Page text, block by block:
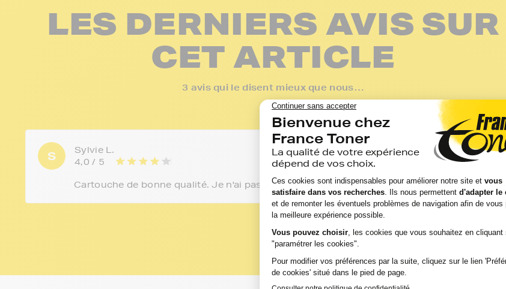
LES DERNIERS AVIS SUR
CET ARTICLE
3 avis qui le disent mieux que nous…
S
Sylvie L.
4,0 / 5
Cartouche de bonne qualité. Je n'ai pas essayé le tirage photo.
< 1 >